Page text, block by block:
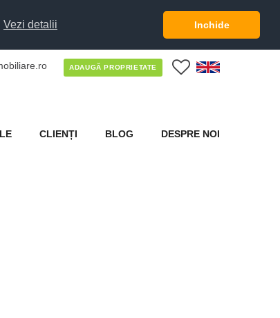
Vezi detalii Inchide
ADAUGĂ PROPRIETATE
CLIENȚI BLOG DESPRE NOI